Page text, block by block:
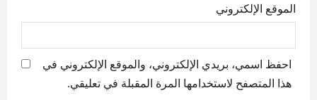
الموقع الإلكتروني
احفظ اسمي، بريدي الإلكتروني، والموقع الإلكتروني في
هذا المتصفح لاستخدامها المرة المقبلة في تعليقي.